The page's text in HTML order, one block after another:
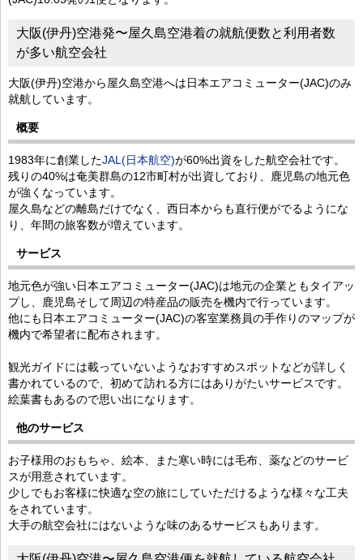
大阪(伊丹)空港発〜屋久島空港着の就航便数と利用者数
が多い航空会社
大阪(伊丹)空港から屋久島空港へは日本エアコミューター(JAC)のみ
就航しています。
概要
1983年に創業したJAL(日本航空)が60%出資をした航空会社です。
残りの40%は奄美群島の12市町村が出資しており、鹿児島の地元色
が強くなっています。
屋久島などの離島だけでなく、西日本からも直行便がでるようにな
り、年間の旅客数が増えています。
サービス
地元色が強い日本エアコミューター(JAC)は地元の企業ともタイアッ
プし、鹿児島そして周辺の特産品の販売を機内で行っています。
他にも日本エアコミューター(JAC)の客室業務員の手作りのマップが
機内で希望者に配布されます。
観光ガイドには載っていないようなおすすめスポットなどが詳しく
書かれているので、初めて訪れる方にはありがたいサービスです。
絵葉書もあるので思い出になります。
他のサービス
お子様用のおもちゃ、絵本、また寒い時には毛布、薬などのサービ
スが用意されています。
少しでもお客様に快適な空の旅にしていただけるような様々な工夫
をされています。
大手の航空会社にはないような味のあるサービスもあります。